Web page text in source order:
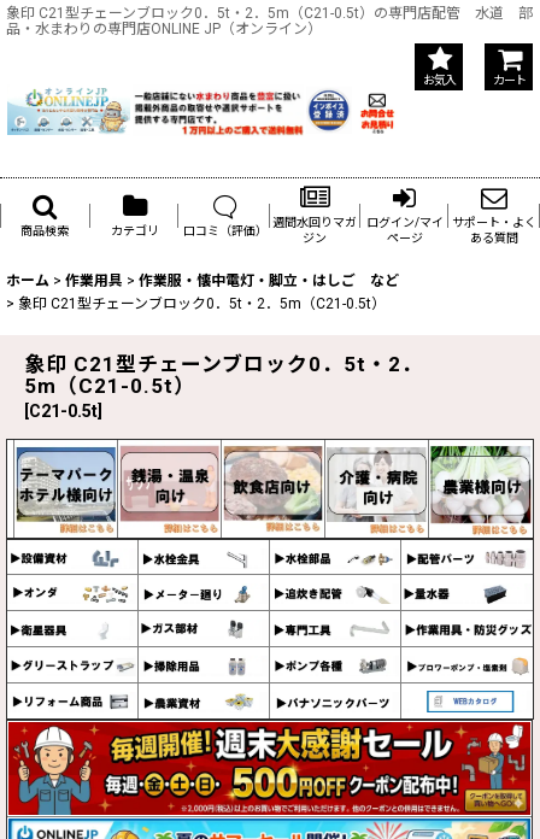
象印 C21型チェーンブロック0．5t・2．5m（C21-0.5t）の専門店配管 水道 部
品・水まわりの専門店ONLINE JP（オンライン）
お気入 カート
商品検索 カテゴリ 口コミ（評価）
週間水回りマガ
ジン
ログイン/マイ
ページ
サポート・よく
ある質問
ホーム > 作業用具 > 作業服・懐中電灯・脚立・はしご など
> 象印 C21型チェーンブロック0．5t・2．5m（C21-0.5t）
象印 C21型チェーンブロック0．5t・2．
5m（C21-0.5t）
C21-0.5t